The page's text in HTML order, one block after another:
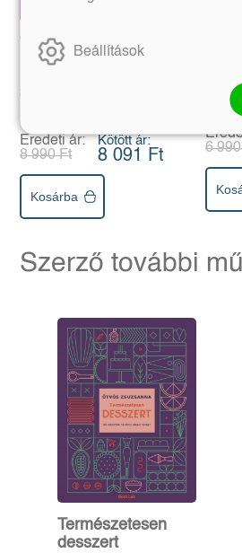
Természetesen desszert
35 inspiráló növényi alapú
Eredeti ár:
8 990 Ft
Kötött ár:
8 091 Ft
Kosárba
6
Szerző további
Természetesen
desszert
Beállítások